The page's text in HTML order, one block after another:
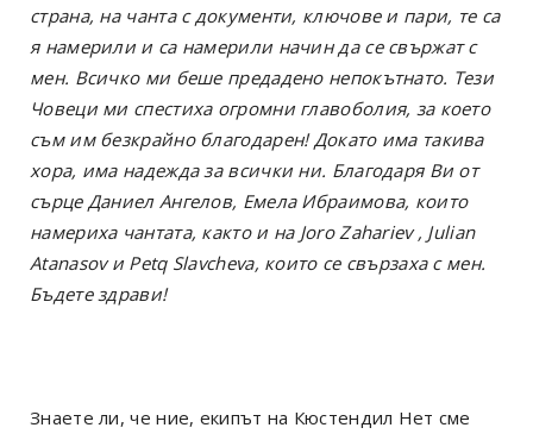
страна, на чанта с документи, ключове и пари, те са
я намерили и са намерили начин да се свържат с
мен. Всичко ми беше предадено непокътнато. Тези
Човеци ми спестиха огромни главоболия, за което
съм им безкрайно благодарен! Докато има такива
хора, има надежда за всички ни. Благодаря Ви от
сърце Даниел Ангелов, Емела Ибраимова, които
намериха чантата, както и на Joro Zahariev , Julian
Atanasov и Petq Slavcheva, които се свързаха с мен.
Бъдете здрави!
Знаете ли, че ние, екипът на Кюстендил Нет сме